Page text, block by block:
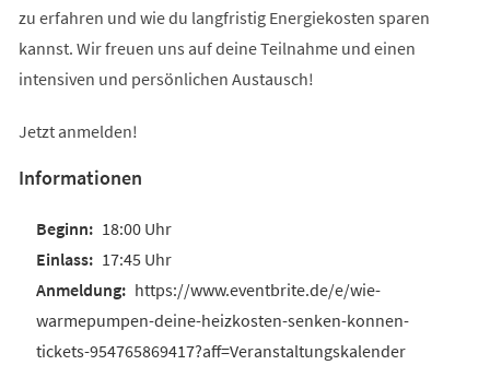
zu erfahren und wie du langfristig Energiekosten sparen
kannst. Wir freuen uns auf deine Teilnahme und einen
intensiven und persönlichen Austausch!
Jetzt anmelden!
Informationen
18:00 Uhr
17:45 Uhr
https://www.eventbrite.de/e/wie-
warmepumpen-deine-heizkosten-senken-konnen-
tickets-954765869417?aff=Veranstaltungskalender